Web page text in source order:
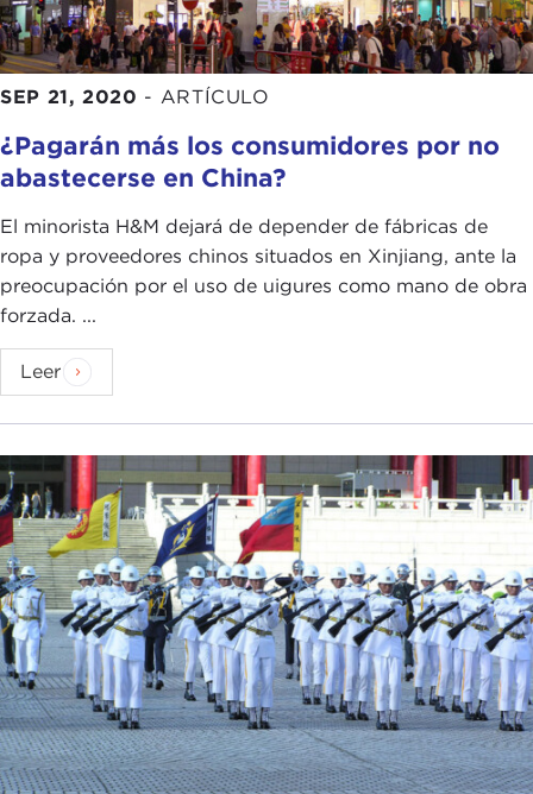
SEP 21, 2020 - ARTÍCULO
¿Pagarán más los consumidores por no
abastecerse en China?
El minorista H&M dejará de depender de fábricas de
ropa y proveedores chinos situados en Xinjiang, ante la
preocupación por el uso de uigures como mano de obra
forzada. ...
Leer